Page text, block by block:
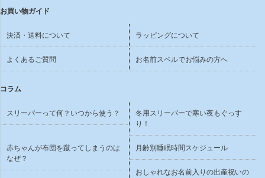
お買い物ガイド
決済・送料について ラッピングについて
よくあるご質問 お名前スペルでお悩みの方へ
コラム
スリーパーって何？いつから使う？
冬用スリーパーで寒い夜もぐっす
り！
赤ちゃんが布団を蹴ってしまうのは
なぜ？
月齢別睡眠時間スケジュール
おしゃれなお名前入りの出産祝いの